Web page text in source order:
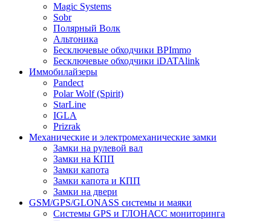
Magic Systems
Sobr
Полярный Волк
Альтоника
Бесключевые обходчики BPImmo
Бесключевые обходчики iDATAlink
Иммобилайзеры
Pandect
Polar Wolf (Spirit)
StarLine
IGLA
Prizrak
Механические и электромеханические замки
Замки на рулевой вал
Замки на КПП
Замки капота
Замки капота и КПП
Замки на двери
GSM/GPS/GLONASS системы и маяки
Системы GPS и ГЛОНАСС мониторинга